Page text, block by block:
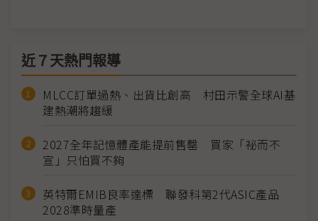
近７天熱門報導
MLCC訂單過熱、出貨比創高 村田示警全球AI基
建熱潮將趨緩
2027全年記憶體產能提前售罄 買家「祕而不
宣」只怕買不夠
英特爾EMIB良率達標 聯發科第2代ASIC產品
2028準時量產